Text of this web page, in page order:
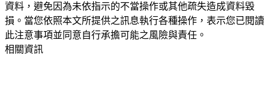
資料，避免因為未依指示的不當操作或其他疏失造成資料毀
損。當您依照本文所提供之訊息執行各種操作，表示您已閱讀
此注意事項並同意自行承擔可能之風險與責任。
相關資訊